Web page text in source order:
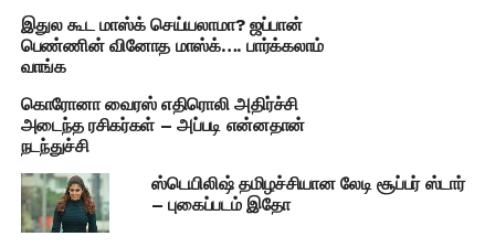
இதுல கூட மாஸ்க் செய்யலாமா? ஜப்பான்
பெண்ணின் வினோத மாஸ்க்…. பார்க்கலாம்
வாங்க
கொரோனா வைரஸ் எதிரொலி அதிர்ச்சி
அடைந்த ரசிகர்கள் – அப்படி என்னதான்
நடந்துச்சி
ஸ்டெயிலிஷ் தமிழச்சியான லேடி சூப்பர் ஸ்டார்
– புகைப்படம் இதோ